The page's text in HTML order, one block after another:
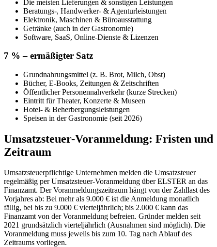
Die meisten Lieferungen & sonstigen Leistungen
Beratungs-, Handwerker- & Agenturleistungen
Elektronik, Maschinen & Büroausstattung
Getränke (auch in der Gastronomie)
Software, SaaS, Online-Dienste & Lizenzen
7 % – ermäßigter Satz
Grundnahrungsmittel (z. B. Brot, Milch, Obst)
Bücher, E-Books, Zeitungen & Zeitschriften
Öffentlicher Personennahverkehr (kurze Strecken)
Eintritt für Theater, Konzerte & Museen
Hotel- & Beherbergungsleistungen
Speisen in der Gastronomie (seit 2026)
Umsatzsteuer-Voranmeldung: Fristen und
Zeitraum
Umsatzsteuerpflichtige Unternehmen melden die Umsatzsteuer
regelmäßig per Umsatzsteuer-Voranmeldung über ELSTER an das
Finanzamt. Der Voranmeldungszeitraum hängt von der Zahllast des
Vorjahres ab: Bei mehr als 9.000 € ist die Anmeldung monatlich
fällig, bei bis zu 9.000 € vierteljährlich; bis 2.000 € kann das
Finanzamt von der Voranmeldung befreien. Gründer melden seit
2021 grundsätzlich vierteljährlich (Ausnahmen sind möglich). Die
Voranmeldung muss jeweils bis zum 10. Tag nach Ablauf des
Zeitraums vorliegen.